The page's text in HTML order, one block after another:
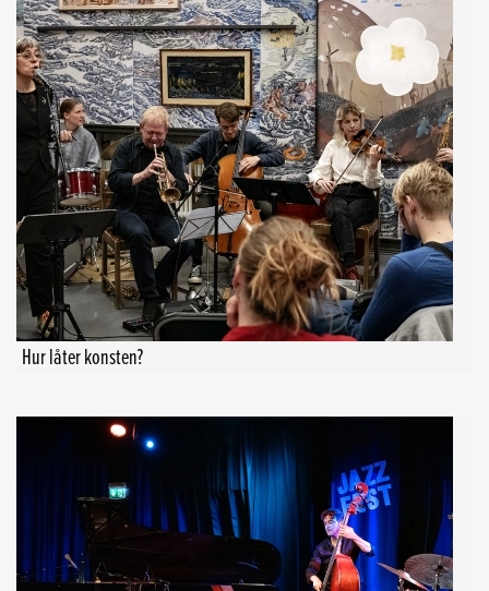
Hur låter konsten?